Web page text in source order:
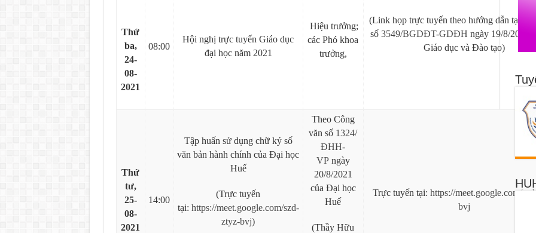
Thứ
ba,
24-
08-
2021
08:00
Hội nghị trực tuyến Giáo dục
đại học năm 2021
Hiệu trưởng;
các Phó khoa
trưởng,
(Link họp trực tuyến theo hướng dẫn tại
số 3549/BGDĐT-GDĐH ngày 19/8/2021
Giáo dục và Đào tạo)
Thứ
tư,
25-
08-
2021
14:00
Tập huấn sử dụng chữ ký số
văn bản hành chính của Đại học
Huế
(Trực tuyến
tại: https://meet.google.com/szd-
ztyz-bvj)
Theo Công
văn số 1324/
ĐHH-
VPngày
20/8/2021
của Đại học
Huế
(Thầy Hữu
Trực tuyến tại: https://meet.google.com/
bvj